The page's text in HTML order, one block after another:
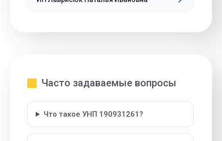
Часто задаваемые вопросы
Что такое УНП 190931261?